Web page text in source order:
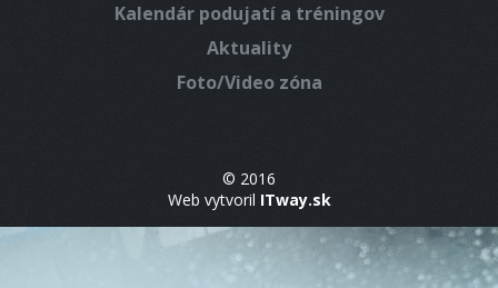
Kalendár podujatí a tréningov
Aktuality
Foto/Video zóna
© 2016
Web vytvoril ITway.sk